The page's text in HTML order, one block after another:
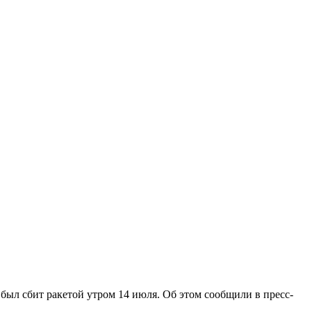
сбит ракетой утром 14 июля. Об этом сообщили в пресс-